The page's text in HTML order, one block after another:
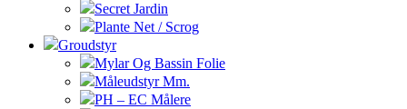
Secret Jardin
Plante Net / Scrog
Groudstyr
Mylar Og Bassin Folie
Måleudstyr Mm.
PH – EC Målere